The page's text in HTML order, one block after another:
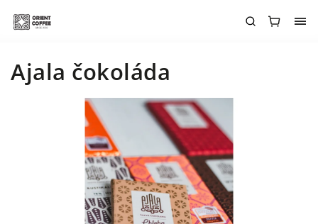
Ajala čokoláda